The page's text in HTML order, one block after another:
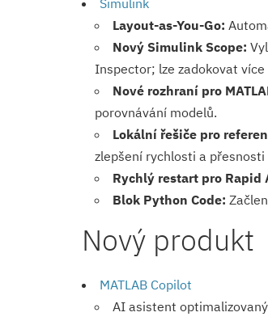
Simulink
Layout-as-You-Go:
Nový Simulink Scope:
Inspector; lze zadokovat
Nové rozhraní pro
porovnávání modelů.
Lokální řešiče pro
zlepšení rychlosti a přesnosti
Rychlý restart pro Rapid
Blok Python Code:
Nový produkt
MATLAB Copilot
AI asistent optimalizovaný